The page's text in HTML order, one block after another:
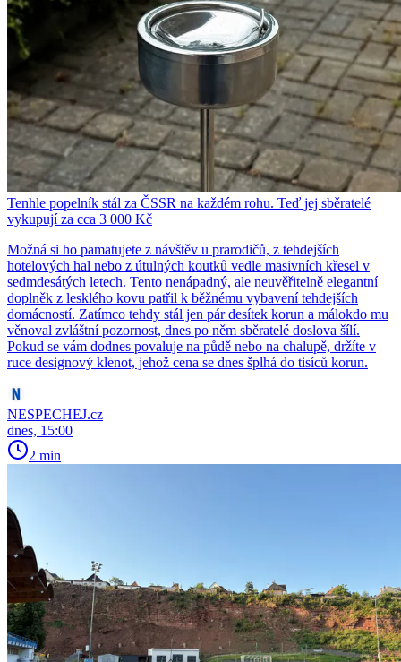
Tenhle popelník stál za ČSSR na každém rohu. Teď jej sběratelé
vykupují za cca 3 000 Kč
Možná si ho pamatujete z návštěv u prarodičů, z tehdejších
hotelových hal nebo z útulných koutků vedle masivních křesel v
sedmdesátých letech. Tento nenápadný, ale neuvěřitelně elegantní
doplněk z lesklého kovu patřil k běžnému vybavení tehdejších
domácností. Zatímco tehdy stál jen pár desítek korun a málokdo mu
věnoval zvláštní pozornost, dnes po něm sběratelé doslova šílí.
Pokud se vám dodnes povaluje na půdě nebo na chalupě, držíte v
ruce designový klenot, jehož cena se dnes šplhá do tisíců korun.
NESPECHEJ.cz
dnes, 15:00
2 min